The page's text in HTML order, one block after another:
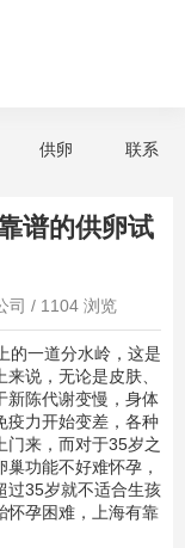
供卵 联系
谱的供卵试
司 / 1104 浏览
的一道分水岭，这是
说，无论是皮肤、
新陈代谢变慢，身体
疫力开始变差，各种
门来，而对于35岁之
功能不好难怀孕，
过35岁就不适合生孩
怀孕困难，上海有靠